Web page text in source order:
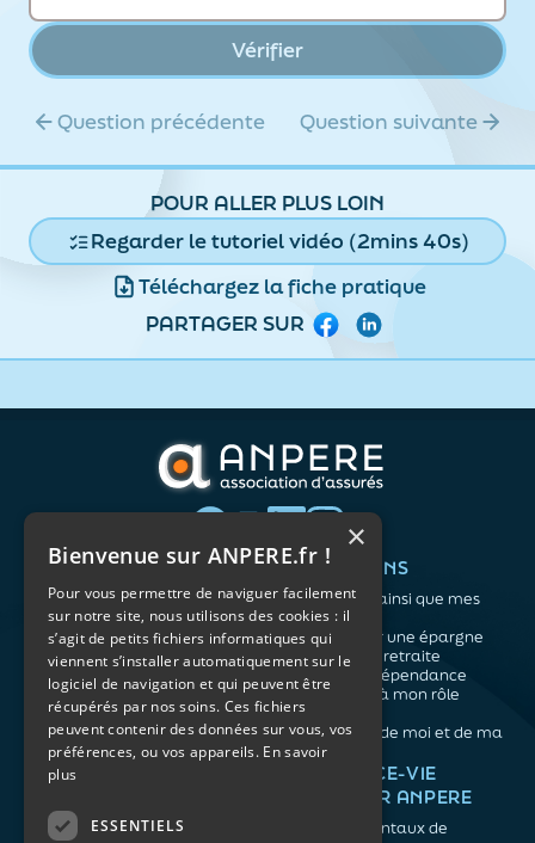
Vérifier
Question précédente Question suivante
POUR ALLER PLUS LOIN
Regarder le tutoriel vidéo (2mins 40s)
Téléchargez la fiche pratique
PARTAGER SUR
Facebook
QUI SOMMES-NOUS ?
L'association
Notre organisation
L’équipe
Les atouts du contrat
associatif
VOS BESOINS
Me protéger ainsi que mes
proches
Me constituer une épargne
Préparer ma retraite
Anticiper la dépendance
Me préparer à mon rôle
d'aidant
Prendre soin de moi et de ma
santé
NOS ARTICLES
Retraite
ASSURANCE-VIE
FACILE PAR ANPERE
Les fondamentaux de
×
Bienvenue sur ANPERE.fr !
Pour vous permettre de naviguer facilement
sur notre site, nous utilisons des cookies : il
s’agit de petits fichiers informatiques qui
viennent s’installer automatiquement sur le
logiciel de navigation et qui peuvent être
récupérés par nos soins. Ces fichiers
peuvent contenir des données sur vous, vos
préférences, ou vos appareils. En savoir
plus
ESSENTIELS